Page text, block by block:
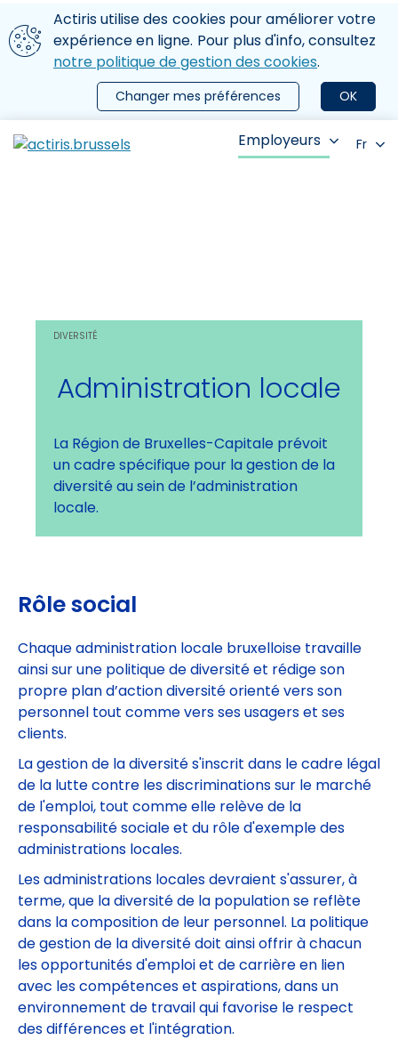
Aller au contenu principal
Nous utilisons des cookies
Actiris utilise des cookies pour améliorer votre
expérience en ligne. Pour plus d'info, consultez
notre politique de gestion des cookies.
OK
Changer mes préférences
le menu
Employeurs Fr
DIVERSITÉ
Administration locale
La Région de Bruxelles-Capitale prévoit
un cadre spécifique pour la gestion de la
diversité au sein de l’administration
locale.
Rôle social
Chaque administration locale bruxelloise travaille
ainsi sur une politique de diversité et rédige son
propre plan d’action diversité orienté vers son
personnel tout comme vers ses usagers et ses
clients.
La gestion de la diversité s'inscrit dans le cadre légal
de la lutte contre les discriminations sur le marché
de l'emploi, tout comme elle relève de la
responsabilité sociale et du rôle d'exemple des
administrations locales.
Les administrations locales devraient s'assurer, à
terme, que la diversité de la population se reflète
dans la composition de leur personnel. La politique
de gestion de la diversité doit ainsi offrir à chacun
les opportunités d'emploi et de carrière en lien
avec les compétences et aspirations, dans un
environnement de travail qui favorise le respect
des différences et l'intégration.